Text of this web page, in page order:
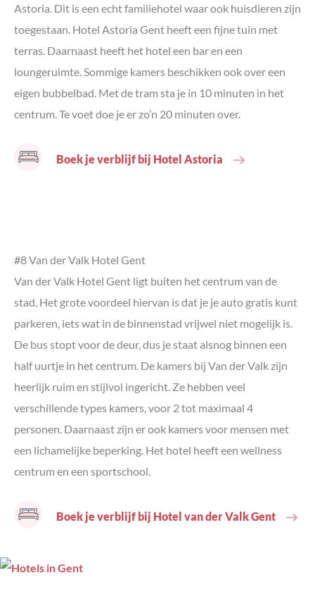
Astoria. Dit is een echt familiehotel waar ook huisdieren zijn
toegestaan. Hotel Astoria Gent heeft een fijne tuin met
terras. Daarnaast heeft het hotel een bar en een
loungeruimte. Sommige kamers beschikken ook over een
eigen bubbelbad. Met de tram sta je in 10 minuten in het
centrum. Te voet doe je er zo’n 20 minuten over.
Boek je verblijf bij Hotel Astoria
#8 Van der Valk Hotel Gent
Van der Valk Hotel Gent ligt buiten het centrum van de
stad. Het grote voordeel hiervan is dat je je auto gratis kunt
parkeren, iets wat in de binnenstad vrijwel niet mogelijk is.
De bus stopt voor de deur, dus je staat alsnog binnen een
half uurtje in het centrum. De kamers bij Van der Valk zijn
heerlijk ruim en stijlvol ingericht. Ze hebben veel
verschillende types kamers, voor 2 tot maximaal 4
personen. Daarnaast zijn er ook kamers voor mensen met
een lichamelijke beperking. Het hotel heeft een wellness
centrum en een sportschool.
Boek je verblijf bij Hotel van der Valk Gent